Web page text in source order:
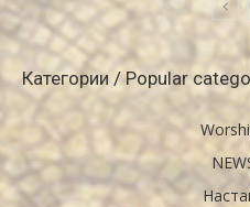
Категории / Popular